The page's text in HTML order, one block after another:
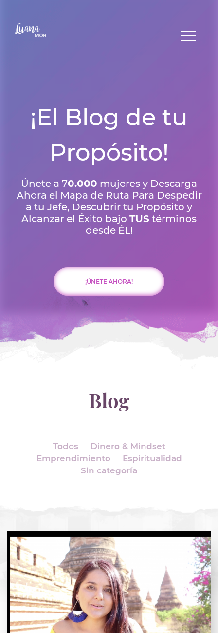
¡El Blog de tu
Propósito!
Únete a 70.000 mujeres y Descarga
Ahora el Mapa de Ruta Para Despedir
a tu Jefe, Descubrir tu Propósito y
Alcanzar el Éxito bajo TUS términos
desde ÉL!
¡ÚNETE AHORA!
Blog
Todos
Dinero & Mindset
Emprendimiento
Espiritualidad
Sin categoría